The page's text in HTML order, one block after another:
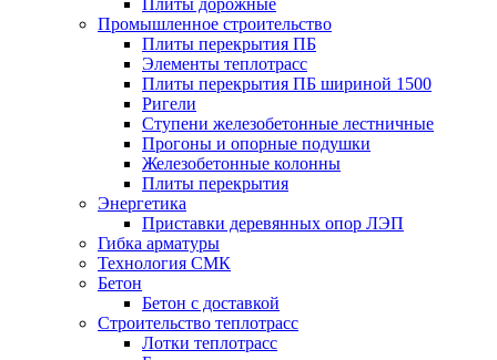
Плиты дорожные
Промышленное строительство
Плиты перекрытия ПБ
Элементы теплотрасс
Плиты перекрытия ПБ шириной 1500
Ригели
Ступени железобетонные лестничные
Прогоны и опорные подушки
Железобетонные колонны
Плиты перекрытия
Энергетика
Приставки деревянных опор ЛЭП
Гибка арматуры
Технология СМК
Бетон
Бетон с доставкой
Строительство теплотрасс
Лотки теплотрасс